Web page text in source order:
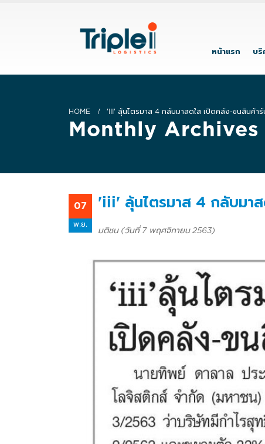
หน้าแรก บริ
HOME 'III' ลุ้นไตรมาส 4 กลับมาสดใส เปิดคลัง-ขนสินค้ารั
Monthly
07
พ.ย.
'iii' ลุ้นไตรมาส 4 กลับมาส
มติชน (วันที่ 7 พฤศจิกายน 2563)